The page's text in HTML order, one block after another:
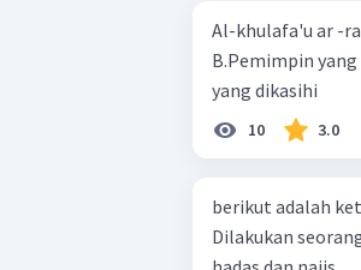
Al-khulafa'u ar -
B.Pemimpin
yang dikasihi
10 3.0
berikut adalah
Dilakukan